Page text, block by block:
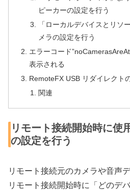
ピーカーの設定を行う
「ローカルデバイスとリソ
メラの設定を行う
エラーコード
表示される
RemoteFX USB リダイレクト
関連
リモート接続開始時に使
の設定を行う
リモート接続元のカメラや音声
リモート接続開始時に「どのデ